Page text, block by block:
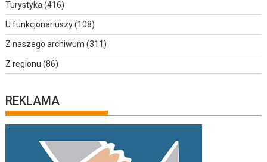
Turystyka (416)
U funkcjonariuszy(108)
Z naszego archiwum (311)
Z regionu (86)
REKLAMA